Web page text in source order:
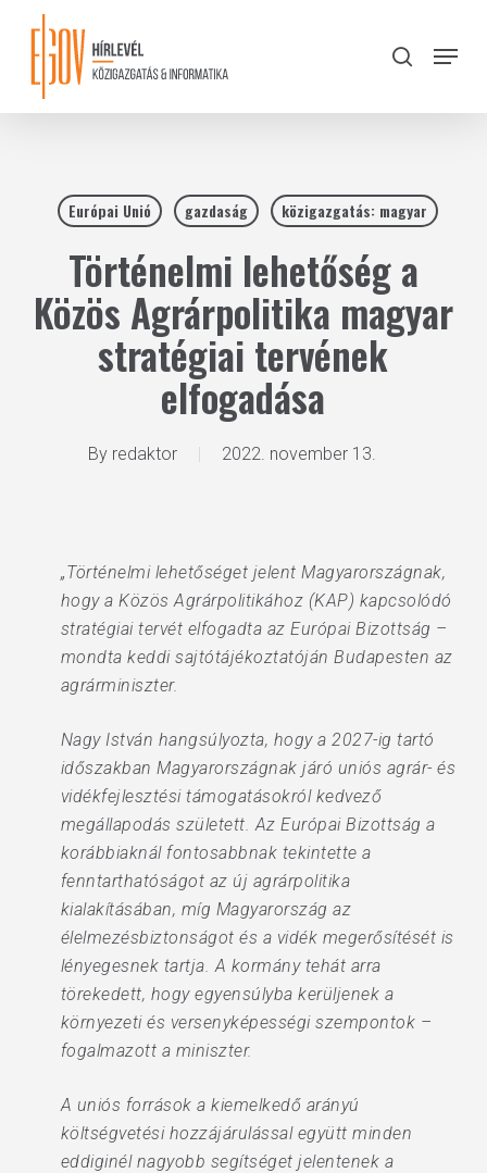
content
search
Menu
Európai Unió gazdaság közigazgatás: magyar
Történelmi lehetőség a
Közös Agrárpolitika magyar
stratégiai tervének
elfogadása
By redaktor 2022. november 13.
„Történelmi lehetőséget jelent Magyarországnak,
hogy a Közös Agrárpolitikához (KAP) kapcsolódó
stratégiai tervét elfogadta az Európai Bizottság –
mondta keddi sajtótájékoztatóján Budapesten az
agrárminiszter.
Nagy István hangsúlyozta, hogy a 2027-ig tartó
időszakban Magyarországnak járó uniós agrár- és
vidékfejlesztési támogatásokról kedvező
megállapodás született. Az Európai Bizottság a
korábbiaknál fontosabbnak tekintette a
fenntarthatóságot az új agrárpolitika
kialakításában, míg Magyarország az
élelmezésbiztonságot és a vidék megerősítését is
lényegesnek tartja. A kormány tehát arra
törekedett, hogy egyensúlyba kerüljenek a
környezeti és versenyképességi szempontok –
fogalmazott a miniszter.
A uniós források a kiemelkedő arányú
költségvetési hozzájárulással együtt minden
eddiginél nagyobb segítséget jelentenek a
Close